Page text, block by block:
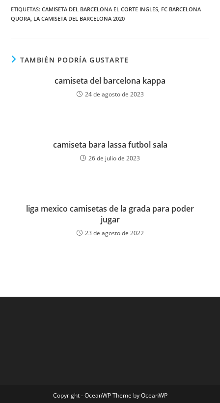
ETIQUETAS:CAMISETA DEL BARCELONA EL CORTE INGLES, FC BARCELONA
QUORA, LA CAMISETA DEL BARCELONA 2020
TAMBIÉN PODRÍA GUSTARTE
camiseta del barcelona kappa
24 de agosto de 2023
camiseta bara lassa futbol sala
26 de julio de 2023
liga mexico camisetas de la grada para poder
jugar
23 de agosto de 2022
Copyright - OceanWP Theme by OceanWP